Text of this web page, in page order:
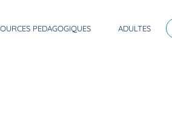
PEDAGOGIQUES ADULTES